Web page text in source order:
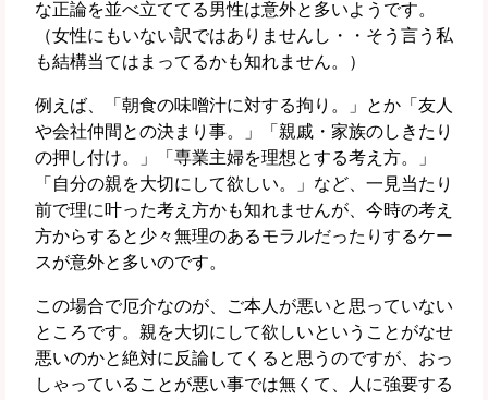
な正論を並べ立ててる男性は意外と多いようです。
（女性にもいない訳ではありませんし・・そう言う私
も結構当てはまってるかも知れません。）
例えば、「朝食の味噌汁に対する拘り。」とか「友人
や会社仲間との決まり事。」「親戚・家族のしきたり
の押し付け。」「専業主婦を理想とする考え方。」
「自分の親を大切にして欲しい。」など、一見当たり
前で理に叶った考え方かも知れませんが、今時の考え
方からすると少々無理のあるモラルだったりするケー
スが意外と多いのです。
この場合で厄介なのが、ご本人が悪いと思っていない
ところです。親を大切にして欲しいということがなせ
悪いのかと絶対に反論してくると思うのですが、おっ
しゃっていることが悪い事では無くて、人に強要する